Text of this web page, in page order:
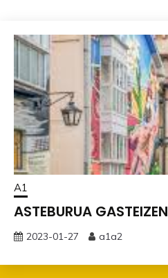
A1
ASTEBURUA GASTEIZEN
2023-01-27 a1a2